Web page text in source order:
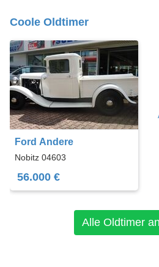
Coole Oldtimer
Ford Andere
Nobitz 04603
56.000 €
Alle Oldtimer